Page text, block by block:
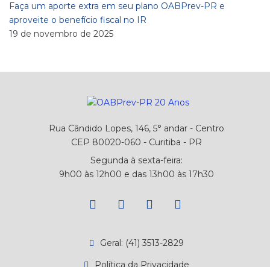
Faça um aporte extra em seu plano OABPrev-PR e
aproveite o benefício fiscal no IR
19 de novembro de 2025
Rua Cândido Lopes, 146, 5° andar - Centro
CEP 80020-060 - Curitiba - PR
Segunda à sexta-feira:
9h00 às 12h00 e das 13h00 às 17h30
Geral: (41) 3513-2829
Política da Privacidade